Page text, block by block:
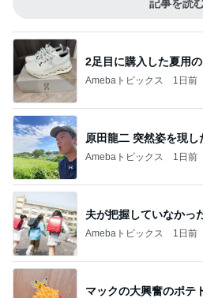
記事を読
2足目に購入した夏用
Amebaトピックス 1日前
原田龍二 突然姿を現し
Amebaトピックス 1日前
夫が把握していなかっ
Amebaトピックス 1日前
マックの大興奮のポテ